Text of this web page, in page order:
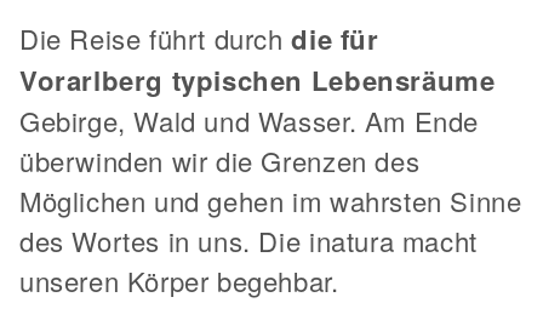
Die Reise führt durchdie für
Vorarlberg typischen Lebensräume
Gebirge, Wald und Wasser. Am Ende
überwinden wir die Grenzen des
Möglichen und gehen im wahrsten Sinne
des Wortes in uns. Die inatura macht
unseren Körper begehbar.